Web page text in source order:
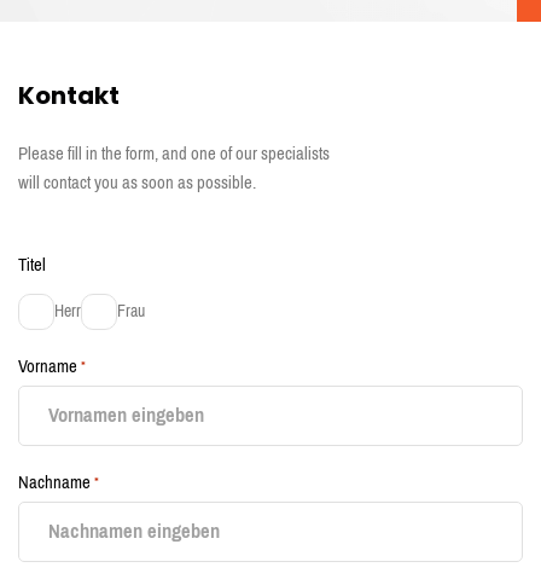
Kontakt
Please fill in the form, and one of our specialists
will contact you as soon as possible.
Titel
Herr Frau
Vorname*
Nachname*